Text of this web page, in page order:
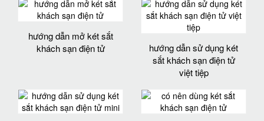
hướng dẫn mở két sắt
khách sạn điện tử
hướng dẫn sử dụng két
sắt khách sạn điện tử
việt tiệp